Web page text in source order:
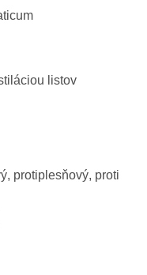
listov
protiplesňový, proti